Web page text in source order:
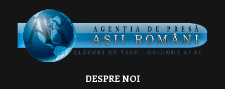
DESPRE NOI